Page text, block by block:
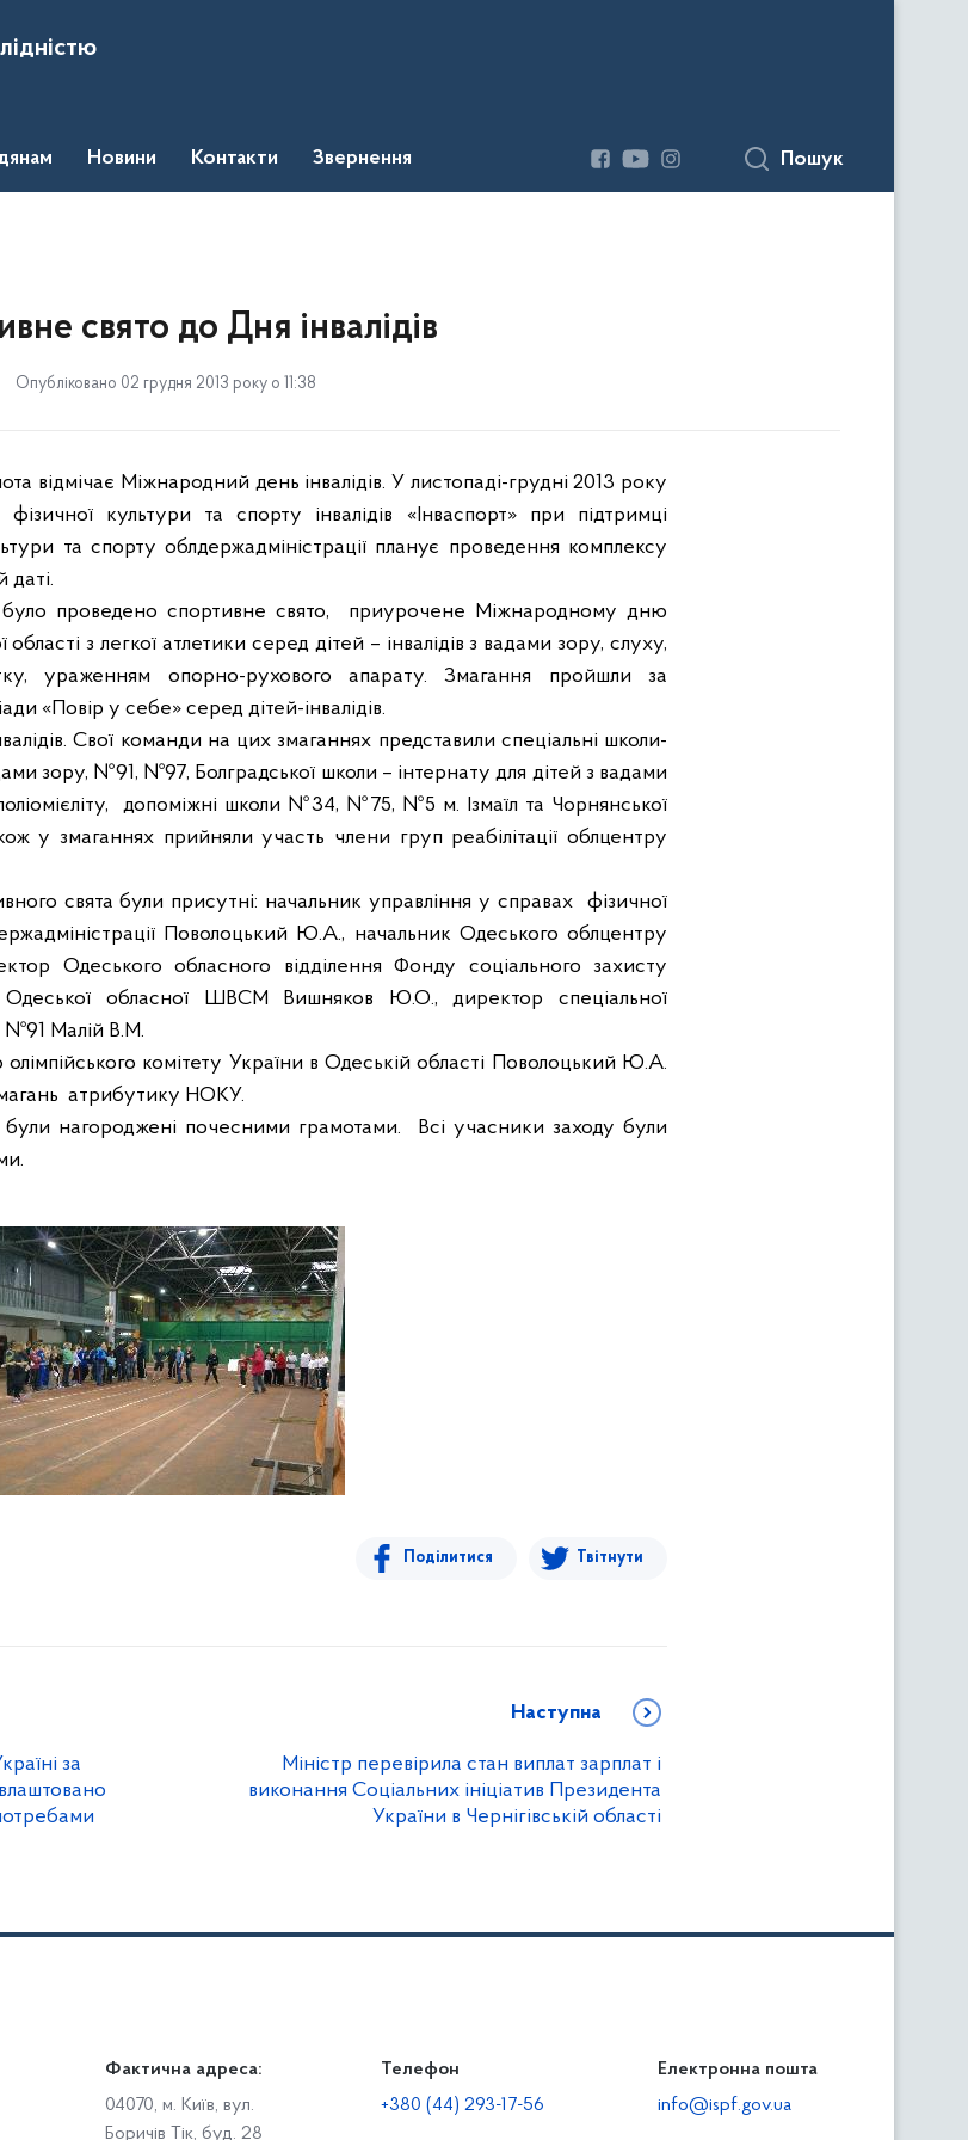
Новини Контакти Звернення Пошук
свято до Дня інвалідів
Опубліковано 02 грудня 2013 року о 11:38
відмічає Міжнародний день інвалідів. У листопаді-грудні 2013 року
культури та спорту інвалідів «Інваспорт» при підтримці
та спорту облдержадміністрації планує проведення комплексу
даті.
проведено спортивне свято,
приурочене Міжнародному дню
з легкої атлетики серед дітей – інвалідів з вадами зору, слуху,
ураженням опорно-рухового апарату. Змагання пройшли за
«Повір у себе» серед дітей-інвалідів.
Свої команди на цих змаганнях представили спеціальні школи-
зору, №91, №97, Болградської школи – інтернату для дітей з вадами
допоміжні школи №34, №75, №5 м. Ізмаїл та Чорнянської
у змаганнях прийняли участь члени груп реабілітації облцентру
свята були присутні: начальник управління у справах
фізичної
Поволоцький Ю.А., начальник Одеського облцентру
Одеського обласного відділення Фонду соціального захисту
Одеської обласної ШВСМ Вишняков Ю.О., директор спеціальної
№91 Малій В.М.
олімпійського комітету України в Одеській області Поволоцький Ю.А.
атрибутику НОКУ.
нагороджені почесними грамотами.
Всі учасники заходу були
Поділитися Твітнути
за
Наступна
Міністр перевірила стан виплат зарплат і
виконання Соціальних ініціатив Президента
України в Чернігівській області
публічної інформації
Діяльність
Роботодавцям
Фактична адреса:
04070, м. Київ, вул.
Боричів Тік, буд. 28
Телефон
+380 (44) 293-17-56
Електронна пошта
info@ispf.gov.ua